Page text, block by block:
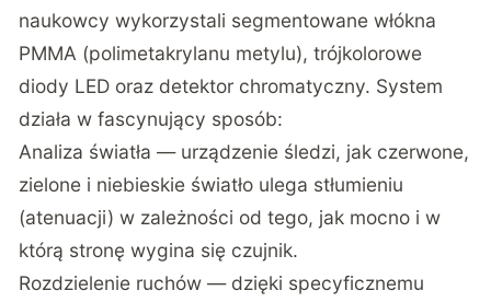
naukowcy wykorzystali segmentowane włókna
PMMA (polimetakrylanu metylu), trójkolorowe
diody LED oraz detektor chromatyczny. System
działa w fascynujący sposób:
Analiza światła — urządzenie śledzi, jak czerwone,
zielone i niebieskie światło ulega stłumieniu
(atenuacji) w zależności od tego, jak mocno i w
którą stronę wygina się czujnik.
Rozdzielenie ruchów — dzięki specyficznemu